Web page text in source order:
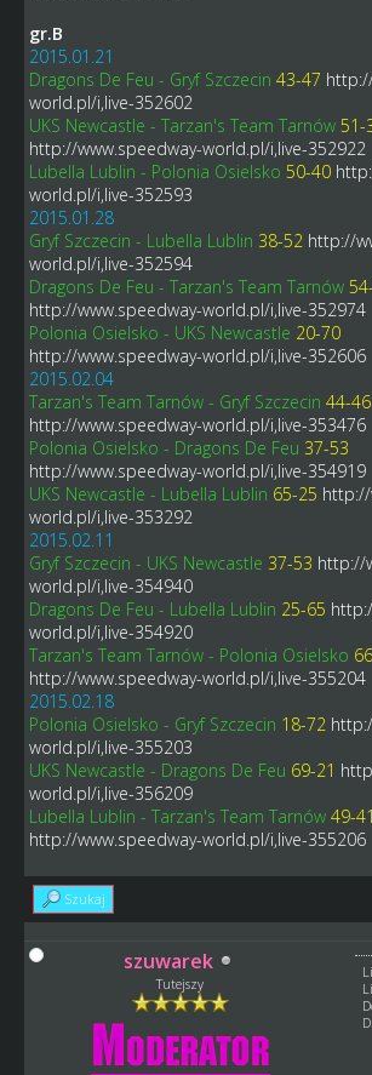
gr.B
2015.01.21
Dragons De Feu - Gryf Szczecin 43-47
world.pl/i,live-352602
UKS Newcastle - Tarzan's Team Tarnów 51-
http://www.speedway-world.pl/i,live-352922
Lubella Lublin - Polonia Osielsko 50-40
world.pl/i,live-352593
2015.01.28
Gryf Szczecin - Lubella Lublin 38-52 http://
world.pl/i,live-352594
Dragons De Feu - Tarzan's Team Tarnów
http://www.speedway-world.pl/i,live-352974
Polonia Osielsko - UKS Newcastle 20-70
http://www.speedway-world.pl/i,live-352606
2015.02.04
Tarzan's Team Tarnów - Gryf Szczecin 44-46
http://www.speedway-world.pl/i,live-353476
Polonia Osielsko - Dragons De Feu 37-53
http://www.speedway-world.pl/i,live-354919
UKS Newcastle - Lubella Lublin 65-25 http://
world.pl/i,live-353292
2015.02.11
Gryf Szczecin - UKS Newcastle 37-53 http://
world.pl/i,live-354940
Dragons De Feu - Lubella Lublin 25-65
world.pl/i,live-354920
Tarzan's Team Tarnów - Polonia Osielsko
http://www.speedway-world.pl/i,live-355204
2015.02.18
Polonia Osielsko - Gryf Szczecin 18-72
world.pl/i,live-355203
UKS Newcastle - Dragons De Feu 69-21
world.pl/i,live-356209
Lubella Lublin - Tarzan's Team Tarnów 49-41
http://www.speedway-world.pl/i,live-355206
Szukaj
szuwarek
Tutejszy